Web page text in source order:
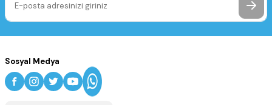
Sosyal Medya